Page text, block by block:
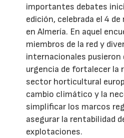
importantes debates
edición, celebrada el 4
en Almería. En aquel
miembros de la red y
internacionales pusieron
urgencia de fortalecer la
sector horticultural
cambio climático y la
simplificar los marcos
asegurar la rentabilidad
explotaciones.